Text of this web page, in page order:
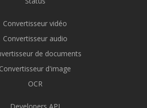
Convertisseur vidéo
Convertisseur audio
de documents
Convertisseur d'image
OCR